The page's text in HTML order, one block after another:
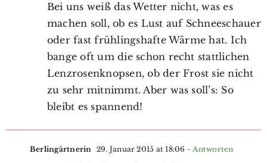
Bei uns weiß das Wetter nicht, was es
machen soll, ob es Lust auf Schneeschauer
oder fast frühlingshafte Wärme hat. Ich
bange oft um die schon recht stattlichen
Lenzrosenknopsen, ob der Frost sie nicht
zu sehr mitnimmt. Aber was soll’s: So
bleibt es spannend!
Berlingärtnerin 29. Januar 2015 at 18:06 - Antworten